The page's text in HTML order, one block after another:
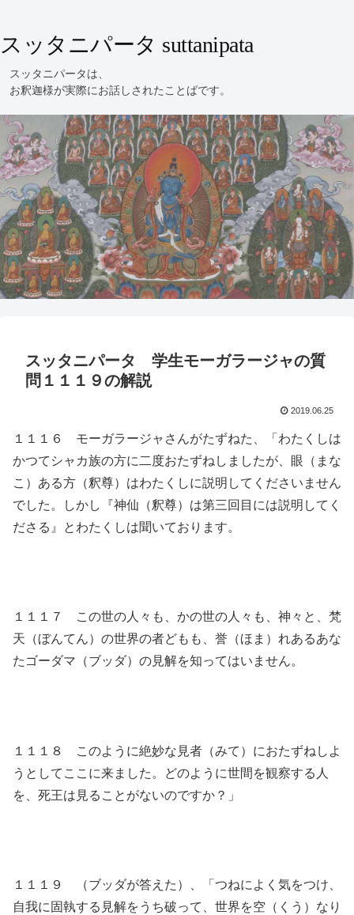
スッタニパータ suttanipata
スッタニパータ 学生モーガラージャの質
問１１１９の解説
2019.06.25
１１１６ モーガラージャさんがたずねた、「わたくしは
かつてシャカ族の方に二度おたずねしましたが、眼（まな
こ）ある方（釈尊）はわたくしに説明してくださいません
でした。しかし『神仙（釈尊）は第三回目には説明してく
ださる』とわたくしは聞いております。
１１１７ この世の人々も、かの世の人々も、神々と、梵
天（ぼんてん）の世界の者どもも、誉（ほま）れあるあな
たゴーダマ（ブッダ）の見解を知ってはいません。
１１１８ このように絶妙な見者（みて）におたずねしよ
うとしてここに来ました。どのように世間を観察する人
を、死王は見ることがないのですか？」
１１１９ （ブッダが答えた）、「つねによく気をつけ、
自我に固執する見解をうち破って、世界を空（くう）なり